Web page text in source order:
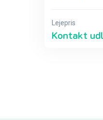
Lejepris
Kontakt